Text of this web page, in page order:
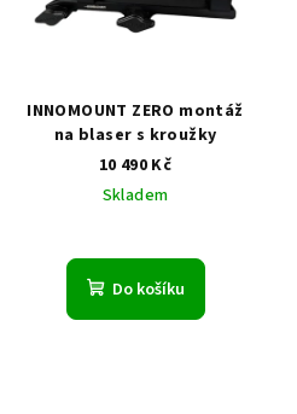
INNOMOUNT ZERO montáž
na blaser s kroužky
10 490 Kč
Skladem
Do košíku